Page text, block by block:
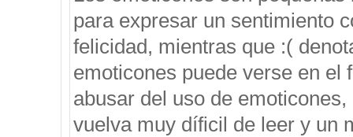
para expresar un sentimiento
felicidad, mientras que :(
emoticones puede verse en el
abusar del uso de
vuelva muy díficil de leer y un